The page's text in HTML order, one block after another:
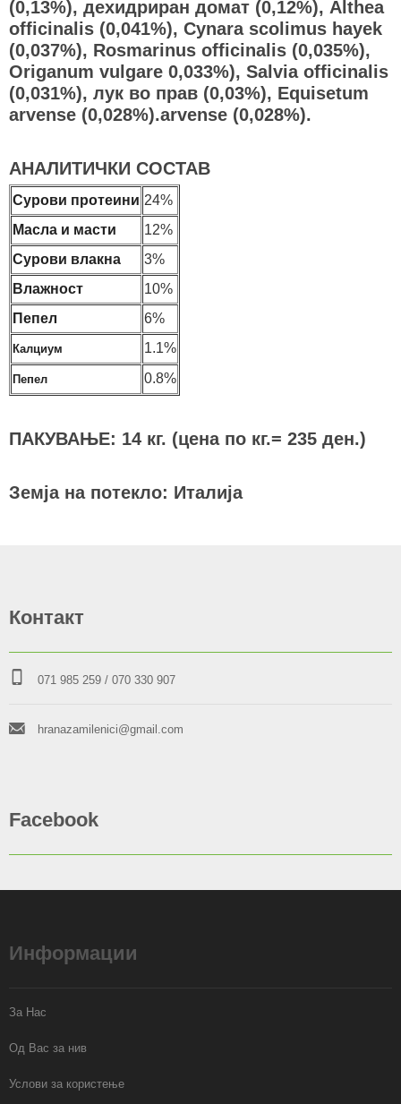
(0,13%), дехидриран домат (0,12%), Althea
officinalis (0,041%), Cynara scolimus hayek
(0,037%), Rosmarinus officinalis (0,035%),
Origanum vulgare 0,033%), Salvia officinalis
(0,031%), лук во прав (0,03%), Equisetum
arvense (0,028%).arvense (0,028%).
АНАЛИТИЧКИ СОСТАВ
Сурови протеини 24%
Масла и масти
12%
Сурови влакна
3%
Влажност
10%
Пепел
6%
Калциум 1.1%
Пепел 0.8%
ПАКУВАЊЕ: 14 кг. (цена по кг.= 235 ден.)
Земја на потекло: Италија
Контакт
071 985 259 / 070 330 907
hranazamilenici@gmail.com
Facebook
Информации
За Нас
Од Вас за нив
Услови за користење